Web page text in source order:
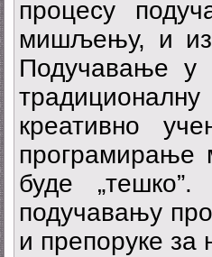
процесу
мишљењу, и из
Подучавање у
креативно
буде
подучавању
и препоруке за